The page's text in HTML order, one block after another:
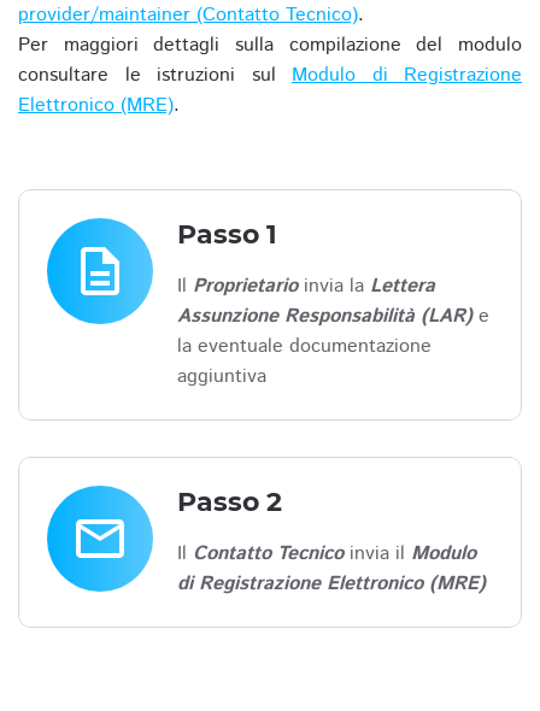
provider/maintainer (Contatto Tecnico).
Per maggiori dettagli sulla compilazione del modulo
consultare le istruzioni sul Modulo di Registrazione
Elettronico (MRE).
description
Passo 1
Il Proprietarioinvia la Lettera
Assunzione Responsabilità (LAR)e
la eventuale documentazione
aggiuntiva
email
Passo 2
Il Contatto Tecnicoinvia il Modulo
di Registrazione Elettronico (MRE)